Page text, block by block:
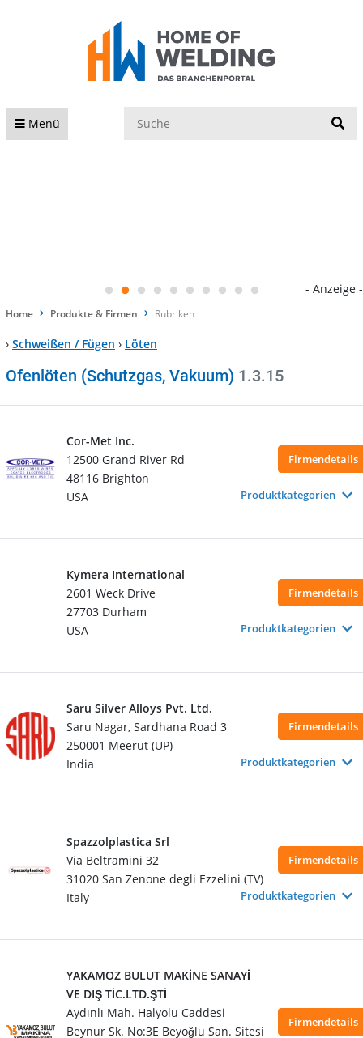
Menü
- Anzeige -
Home Produkte & Firmen Rubriken
› Schweißen / Fügen › Löten
Ofenlöten (Schutzgas, Vakuum) 1.3.15
Cor-Met Inc.
12500 Grand River Rd
48116 Brighton
USA
Firmendetails
Produktkategorien
Kymera International
2601 Weck Drive
27703 Durham
USA
Firmendetails
Produktkategorien
Saru Silver Alloys Pvt. Ltd.
Saru Nagar, Sardhana Road 3
250001 Meerut (UP)
India
Firmendetails
Produktkategorien
Spazzolplastica Srl
Via Beltramini 32
31020 San Zenone degli Ezzelini (TV)
Italy
Firmendetails
Produktkategorien
YAKAMOZ BULUT MAKİNE SANAYİ
VE DIŞ TİC.LTD.ŞTİ
Aydınlı Mah. Halyolu Caddesi
Beynur Sk. No:3E Beyoğlu San. Sitesi
Firmendetails